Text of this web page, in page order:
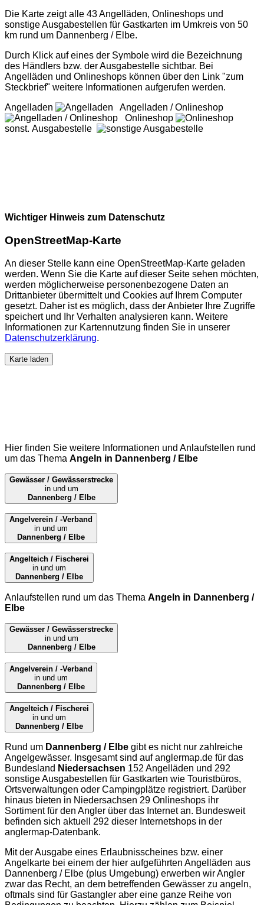
Die Karte zeigt alle 43 Angelläden, Onlineshops und
sonstige Ausgabestellen für Gastkarten im Umkreis von 50
km rund um Dannenberg / Elbe.
Durch Klick auf eines der Symbole wird die Bezeichnung
des Händlers bzw. der Ausgabestelle sichtbar. Bei
Angelläden und Onlineshops können über den Link "zum
Steckbrief" weitere Informationen aufgerufen werden.
Angelladen
Angelladen / Onlineshop
Onlineshop
sonst. Ausgabestelle
Wichtiger Hinweis zum Datenschutz
OpenStreetMap-Karte
An dieser Stelle kann eine OpenStreetMap-Karte geladen
werden. Wenn Sie die Karte auf dieser Seite sehen möchten,
werden möglicherweise personenbezogene Daten an
Drittanbieter übermittelt und Cookies auf Ihrem Computer
gesetzt. Daher ist es möglich, dass der Anbieter Ihre Zugriffe
speichert und Ihr Verhalten analysieren kann. Weitere
Informationen zur Kartennutzung finden Sie in unserer
Datenschutzerklärung.
Karte laden
Hier finden Sie weitere Informationen und Anlaufstellen rund
um das Thema Angeln in Dannenberg / Elbe
Gewässer / Gewässerstrecke
in und um
Dannenberg / Elbe
Angelverein / -Verband
in und um
Dannenberg / Elbe
Angelteich / Fischerei
in und um
Dannenberg / Elbe
Anlaufstellen rund um das Thema Angeln in Dannenberg /
Elbe
Gewässer / Gewässerstrecke
in und um
Dannenberg / Elbe
Angelverein / -Verband
in und um
Dannenberg / Elbe
Angelteich / Fischerei
in und um
Dannenberg / Elbe
Rund um Dannenberg / Elbe gibt es nicht nur zahlreiche
Angelgewässer. Insgesamt sind aufanglermap.de für das
Bundesland Niedersachsen 152 Angelläden und 292
sonstige Ausgabestellen für Gastkarten wie Touristbüros,
Ortsverwaltungen oder Campingplätze registriert. Darüber
hinaus bieten in Niedersachsen 29 Onlineshops ihr
Sortiment für den Angler über das Internet an. Bundesweit
befinden sich aktuell 292 dieser Internetshops in der
anglermap-Datenbank.
Mit der Ausgabe eines Erlaubnisscheines bzw. einer
Angelkarte bei einem der hier aufgeführten Angelläden aus
Dannenberg / Elbe (plus Umgebung) erwerben wir Angler
zwar das Recht, an dem betreffenden Gewässer zu angeln,
oftmals sind für Gastangler aber eine ganze Reihe von